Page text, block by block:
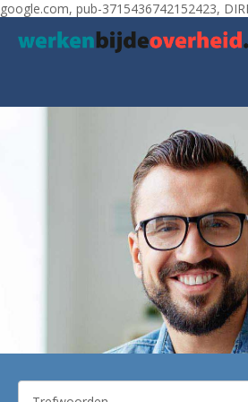
google.com, pub-3715436742152423,